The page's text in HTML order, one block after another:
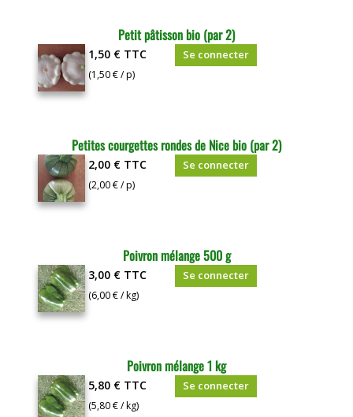
Petit pâtisson bio (par 2)
1,50 € TTC
(1,50 € / p)
Se connecter
Petites courgettes rondes de Nice bio (par 2)
2,00 € TTC
(2,00 € / p)
Se connecter
Poivron mélange 500 g
3,00 € TTC
(6,00 € / kg)
Se connecter
Poivron mélange 1 kg
5,80 € TTC
(5,80 € / kg)
Se connecter